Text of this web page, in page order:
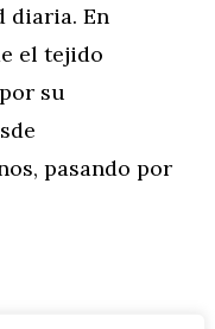
diaria. En
el tejido
su
pasando por